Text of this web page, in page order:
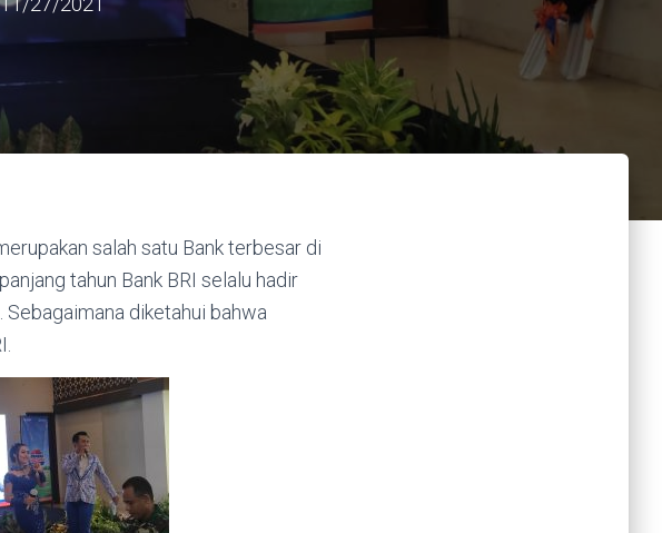
salah satu Bank terbesar di
tahun Bank BRI selalu hadir
Sebagaimana diketahui bahwa